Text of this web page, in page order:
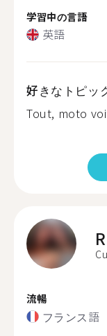
学習中の言語
英語
好きなトピッ
Tout, moto
流暢
フランス語